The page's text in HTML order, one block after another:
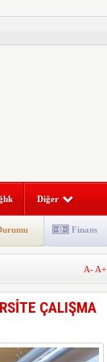
Diğer
Finans
A- A+
ÇALIŞMA